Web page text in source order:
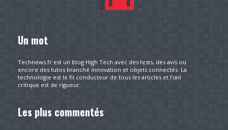
Un mot
Technews.fr est un blog High Tech avec des tests, des avis ou
encore des tutos branché innovation et objets connectés. La
technologie est le fil conducteur de tous les articles et l’œil
critique est de rigueur.
Les plus commentés